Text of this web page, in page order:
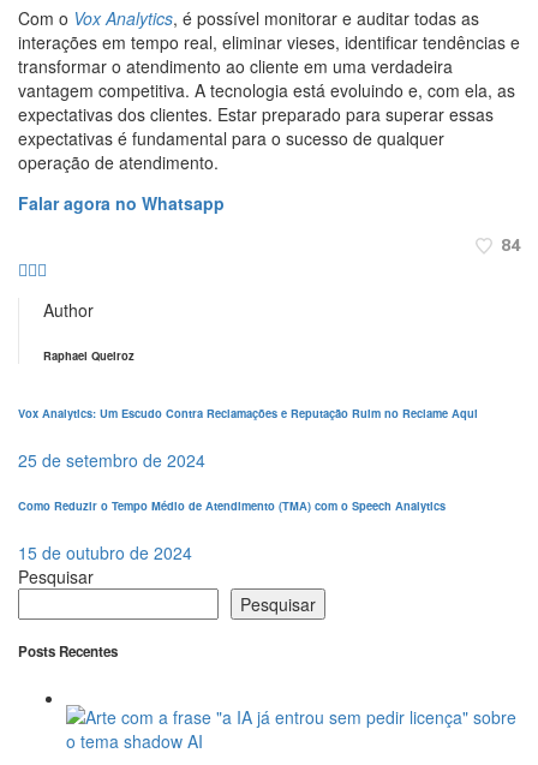
Com o Vox Analytics, é possível monitorar e auditar todas as
interações em tempo real, eliminar vieses, identificar tendências e
transformar o atendimento ao cliente em uma verdadeira
vantagem competitiva. A tecnologia está evoluindo e, com ela, as
expectativas dos clientes. Estar preparado para superar essas
expectativas é fundamental para o sucesso de qualquer
operação de atendimento.
Falar agora no Whatsapp
84
Author
Raphael Queiroz
Vox Analytics: Um Escudo Contra Reclamações e Reputação Ruim no Reclame Aqui
25 de setembro de 2024
Como Reduzir o Tempo Médio de Atendimento (TMA) com o Speech Analytics
15 de outubro de 2024
Pesquisar
Pesquisar
Posts Recentes